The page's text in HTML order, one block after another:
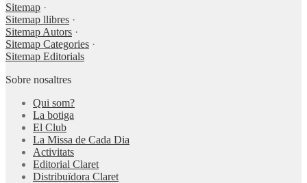
Sitemap ·
Sitemap llibres ·
Sitemap Autors ·
Sitemap Categories ·
Sitemap Editorials
Sobre nosaltres
Qui som?
La botiga
El Club
La Missa de Cada Dia
Activitats
Editorial Claret
Distribuïdora Claret